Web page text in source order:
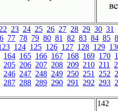
23 24 25 26 27 28 29 30 31
77 78 79 80 81 82 83 84 85
124 125 126 127 128 129
164 165 166 167 168 169 170
205 206 207 208 209 210 211
246 247 248 249 250 251 252
287 288 289 290 291 292 293
142